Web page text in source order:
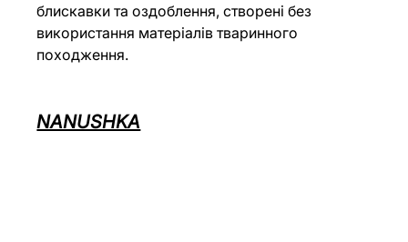
блискавки та оздоблення, створені без
використання матеріалів тваринного
походження.
NANUSHKA